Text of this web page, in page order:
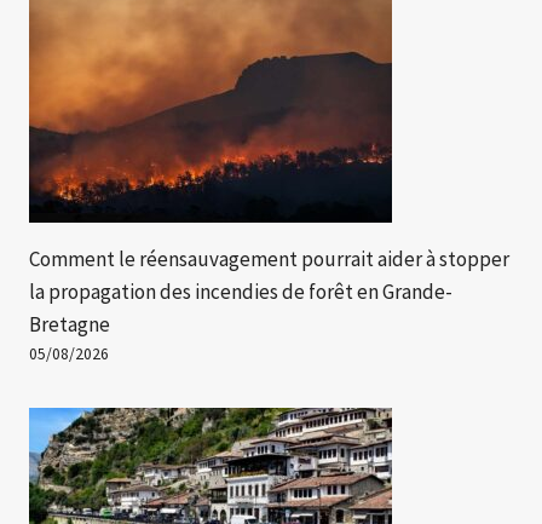
Comment le réensauvagement pourrait aider à stopper
la propagation des incendies de forêt en Grande-
Bretagne
05/08/2026